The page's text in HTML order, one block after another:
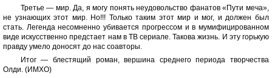
Третье — мир. Да, я могу понять неудовольство фанатов «Пути меча»,
не узнающих этот мир. Но!!! Только таким этот мир и мог, и должен был
стать. Легенда несомненно убивается прогрессом и в мумифицированном
виде искусственно предстает нам в ТВ сериале. Такова жизнь. И эту горькую
правду умело доносят до нас соавторы.
Итог — блестящий роман, вершина среднего периода творчества
Олди. (ИМХО)